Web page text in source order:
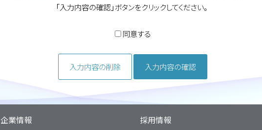
「入力内容の確認」ボタンをクリックしてください。
同意する
入力内容の削除 入力内容の確認
企業情報 採用情報